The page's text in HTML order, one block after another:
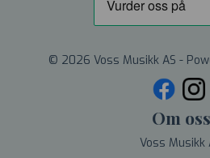
© 2026 Voss Musikk AS -
Om oss
Voss Musikk